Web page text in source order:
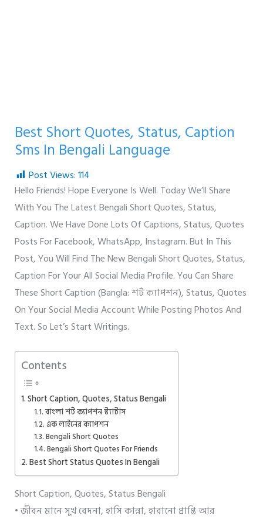
Best Short Quotes, Status, Caption
Sms In Bengali Language
Post Views:114
Hello Friends! Hope Everyone Is Well. Today We’ll Share
With You The Latest Bengali Short Quotes, Status,
Caption. We Have Done Lots Of Captions, Status, Quotes
Posts For Facebook, WhatsApp, Instagram. But In This
Post, You Will Find The New Bengali Short Quotes, Status,
Caption For Your All Social Media Profile. You Can Share
These Short Caption (Bangla: শর্ট ক্যাপশন), Status, Quotes
On Your Social Media Account While Posting Photos And
Text. So Let’s Start Writings.
Contents
Short Caption, Quotes, Status Bengali
বাংলা শর্ট ক্যাপশন স্ট্যাটাস
এক লাইনের ক্যাপশন
Bengali Short Quotes
Bengali Short Quotes For Friends
Best Short Status Quotes In Bengali
Short Caption, Quotes, Status Bengali
• জীবন মানে সুখ বেদনা, হাসি কান্না, হারানো প্রাপ্তি আর